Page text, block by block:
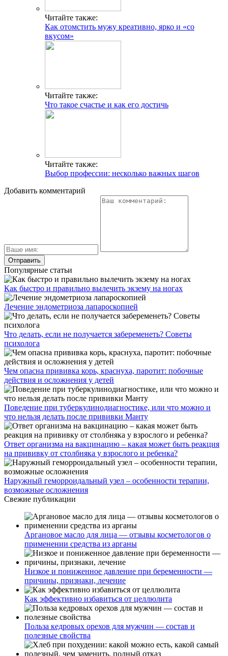
Читайте также:
Как отомстить мужу креативно, ярко и «со
вкусом»
Читайте также:
Что такое счастье и как его достичь
Читайте также:
Выбор профессии: несколько важных шагов
Добавить комментарий
Популярные статьи
Как быстро и правильно вылечить экзему на ногах
Лечение эндометриоза лапароскопией
Что делать, если не получается забеременеть? Советы
психолога
Чем опасна прививка корь, краснуха, паротит: побочные
действия и осложнения у детей
Поведение при туберкулинодиагностике, или что можно и
что нельзя делать после прививки Манту
Ответ организма на вакцинацию – какая может быть реакция
на прививку от столбняка у взрослого и ребенка?
Наружный геморроидальный узел – особенности терапии,
возможные осложнения
Свежие публикации
Аргановое масло для лица — отзывы косметологов о
применении средства из арганы
Низкое и пониженное давление при беременности —
причины, признаки, лечение
Как эффективно избавиться от целлюлита
Польза кедровых орехов для мужчин — состав и
полезные свойства